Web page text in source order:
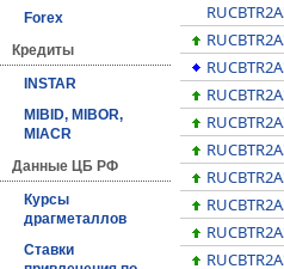
Forex
Кредиты
INSTAR
MIBID, MIBOR,
MIACR
Данные ЦБ РФ
Курсы
драгметаллов
Ставки